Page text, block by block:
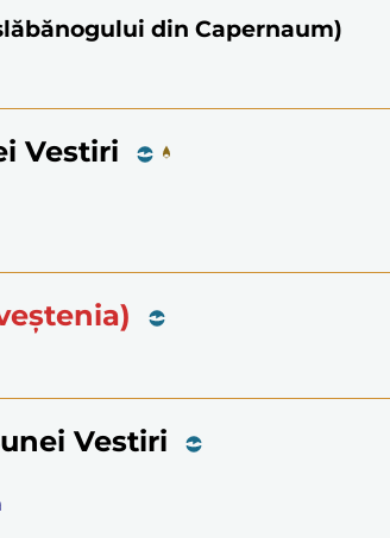
din Capernaum)
Vestiri
Vestiri